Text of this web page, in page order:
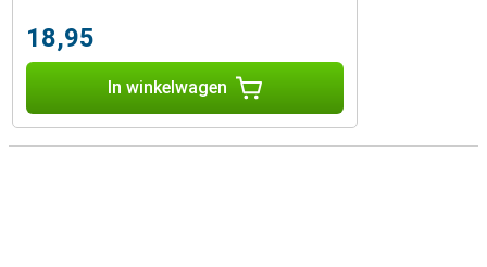
18,95
In winkelwagen